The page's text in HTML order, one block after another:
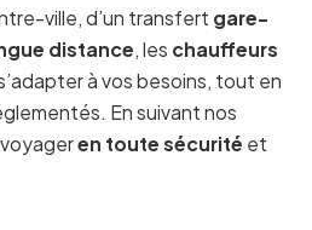
ville, d’un transfert gare-
distance, les chauffeurs
à vos besoins, tout en
En suivant nos
en toute sécurité et